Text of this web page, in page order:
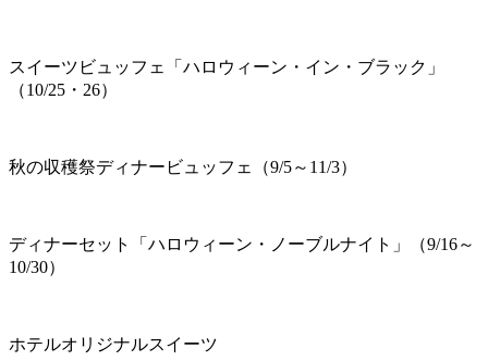
スイーツビュッフェ「ハロウィーン・イン・ブラック」
（10/25・26）
秋の収穫祭ディナービュッフェ（9/5～11/3）
ディナーセット「ハロウィーン・ノーブルナイト」（9/16～
10/30）
ホテルオリジナルスイーツ